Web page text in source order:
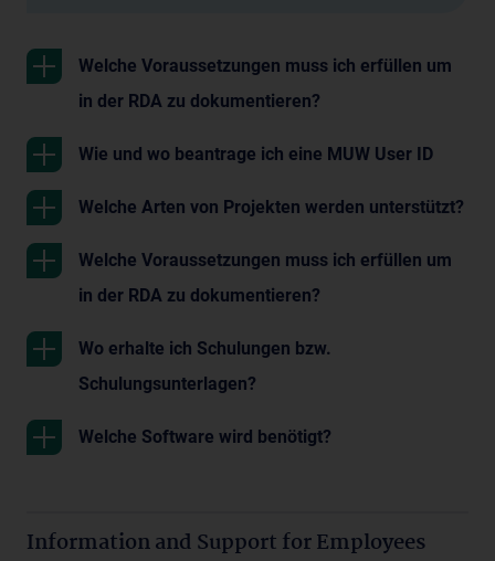
Welche Voraussetzungen muss ich erfüllen um
in der RDA zu dokumentieren?
Wie und wo beantrage ich eine MUW User ID
Welche Arten von Projekten werden unterstützt?
Welche Voraussetzungen muss ich erfüllen um
in der RDA zu dokumentieren?
Wo erhalte ich Schulungen bzw.
Schulungsunterlagen?
Welche Software wird benötigt?
Information and Support for Employees